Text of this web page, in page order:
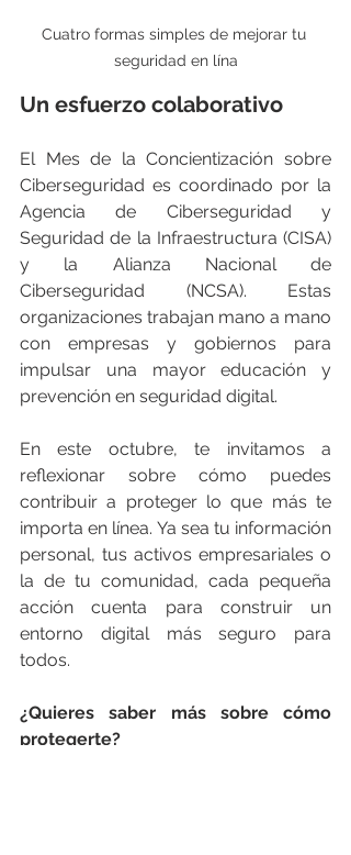
Cuatro formas simples de mejorar tu
seguridad en lína
Un esfuerzo colaborativo
El Mes de la Concientización sobre
Ciberseguridad es coordinado por la
Agencia de Ciberseguridad y
Seguridad de la Infraestructura (CISA)
y la Alianza Nacional de
Ciberseguridad (NCSA). Estas
organizaciones trabajan mano a mano
con empresas y gobiernos para
impulsar una mayor educación y
prevención en seguridad digital.
En este octubre, te invitamos a
reflexionar sobre cómo puedes
contribuir a proteger lo que más te
importa en línea. Ya sea tu información
personal, tus activos empresariales o
la de tu comunidad, cada pequeña
acción cuenta para construir un
entorno digital más seguro para
todos.
¿Quieres saber más sobre cómo
protegerte?